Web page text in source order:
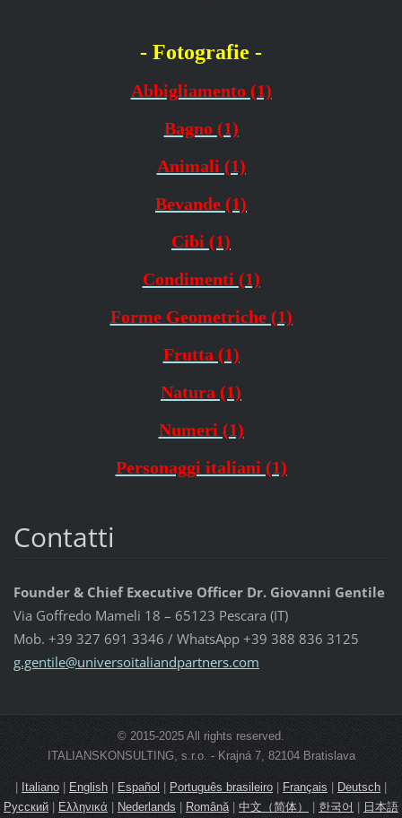
- Fotografie -
Abbigliamento (1)
Bagno (1)
Animali (1)
Bevande (1)
Cibi (1)
Condimenti (1)
Forme Geometriche (1)
Frutta (1)
Natura (1)
Numeri (1)
Personaggi italiani (1)
Contatti
Founder & Chief Executive Officer Dr. Giovanni Gentile
Via Goffredo Mameli 18 – 65123 Pescara (IT)
Mob. +39 327 691 3346 / WhatsApp +39 388 836 3125
g.gentile@universoitaliandpartners.com
© 2015-2025 All rights reserved.
ITALIANSKONSULTING, s.r.o. - Krajná 7, 82104 Bratislava
| Italiano| English | Español | Português brasileiro| Français | Deutsch |
Русский| Ελληνικά| Nederlands | Română |中文（简体） | 한국어 | 日本語